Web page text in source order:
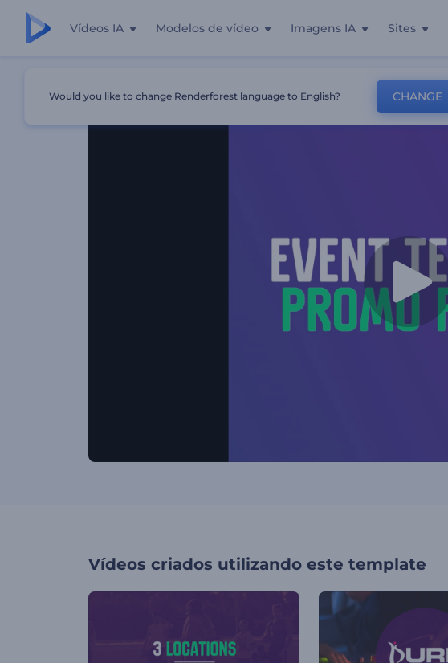
Vídeos IA Modelos de vídeo Imagens IA Sites
Vídeos criados utilizando este template
Would you like to change Renderforest language to English? CHANGE